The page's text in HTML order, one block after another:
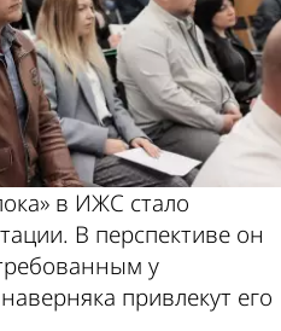
в ИЖС стало
В перспективе он
у
привлекут его